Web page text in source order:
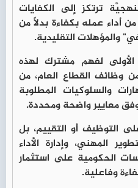
ترتكز إلى الكفايات
أداء عمله بكفاءة بدلاً من
والمؤهلات التقليدية.
لفهم مشترك لهذه
التي تشكل 40% من وظائف القطاع العام، من
والسلوكيات المطلوبة
معايير واضحة ومحددة.
التوظيف أو التقييم، بل
المهني، وإدارة الأداء
الحكومية على استثمار
وفاعلية.